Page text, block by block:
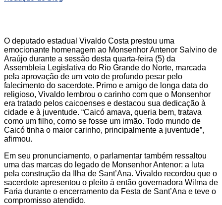
O deputado estadual Vivaldo Costa prestou uma
emocionante homenagem ao Monsenhor Antenor Salvino de
Araújo durante a sessão desta quarta-feira (5) da
Assembleia Legislativa do Rio Grande do Norte, marcada
pela aprovação de um voto de profundo pesar pelo
falecimento do sacerdote. Primo e amigo de longa data do
religioso, Vivaldo lembrou o carinho com que o Monsenhor
era tratado pelos caicoenses e destacou sua dedicação à
cidade e à juventude. “Caicó amava, queria bem, tratava
como um filho, como se fosse um irmão. Todo mundo de
Caicó tinha o maior carinho, principalmente a juventude”,
afirmou.
Em seu pronunciamento, o parlamentar também ressaltou
uma das marcas do legado de Monsenhor Antenor: a luta
pela construção da Ilha de Sant’Ana. Vivaldo recordou que o
sacerdote apresentou o pleito à então governadora Wilma de
Faria durante o encerramento da Festa de Sant’Ana e teve o
compromisso atendido.